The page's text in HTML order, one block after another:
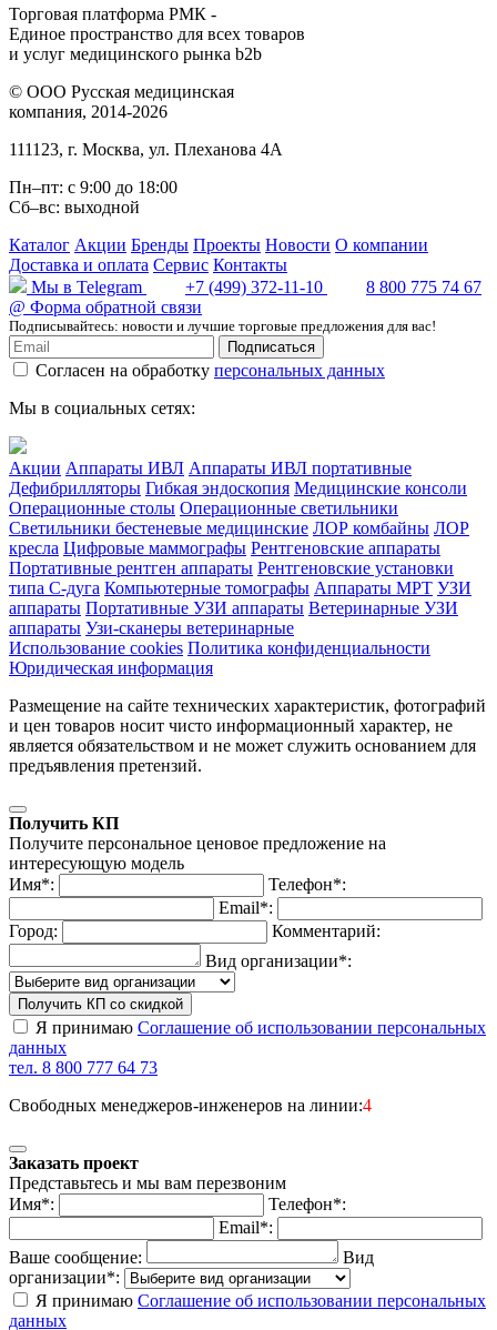
Торговая платформа РМК -
Единое пространство для всех товаров
и услуг медицинского рынка b2b
© ООО Русская медицинская
компания, 2014-2026
111123, г. Москва, ул. Плеханова 4А
Пн–пт: с 9:00 до 18:00
Сб–вс: выходной
Каталог Акции Бренды Проекты Новости О компании
Доставка и оплата Сервис Контакты
Мы в Telegram
+7 (499) 372-11-10
8 800 775 74 67
@ Форма обратной связи
Подписывайтесь: новости и лучшие торговые предложения для вас!
Подписаться
Согласен на обработку персональных данных
Мы в социальных сетях:
Акции Аппараты ИВЛ Аппараты ИВЛ портативные
Дефибрилляторы Гибкая эндоскопия Медицинские консоли
Операционные столы Операционные светильники
Светильники бестеневые медицинские ЛОР комбайны ЛОР
кресла Цифровые маммографы Рентгеновские аппараты
Портативные рентген аппараты Рентгеновские установки
типа С-дуга Компьютерные томографы Аппараты МРТ УЗИ
аппараты Портативные УЗИ аппараты Ветеринарные УЗИ
аппараты Узи-сканеры ветеринарные
Использование cookies Политика конфиденциальности
Юридическая информация
Размещение на сайте технических характеристик, фотографий
и цен товаров носит чисто информационный характер, не
является обязательством и не может служить основанием для
предъявления претензий.
Получить КП
Получите персональное ценовое предложение на
интересующую модель
Имя*:
Телефон*:
Email*:
Город:
Комментарий:
Вид организации*:
Получить КП со скидкой
Я принимаю Соглашение об использовании персональных
данных
тел. 8 800 777 64 73
Свободных менеджеров-инженеров на линии:4
Заказать проект
Представьтесь и мы вам перезвоним
Имя*:
Телефон*:
Email*:
Ваше сообщение:
Вид
организации*:
Я принимаю Соглашение об использовании персональных
данных